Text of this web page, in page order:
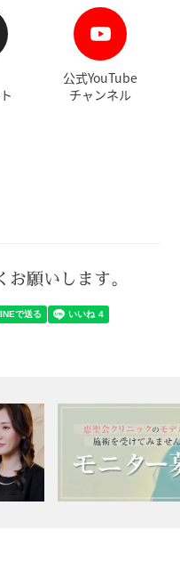
公式YouTube
チャンネル
願いします。